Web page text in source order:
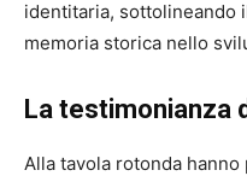
identitaria, sottolineando
memoria storica nello
La testimonianza
Alla tavola rotonda